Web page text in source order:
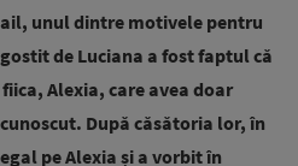
unul dintre motivele pentru
de Luciana a fost faptul că
Alexia, care avea doar
După căsătoria lor, în
pe Alexia și a vorbit în